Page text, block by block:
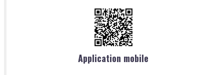
Application mobile